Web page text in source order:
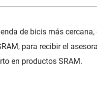
de bicis más
para recibir el
en productos SRAM.